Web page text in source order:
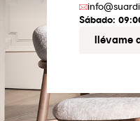
Sábado:
llévame